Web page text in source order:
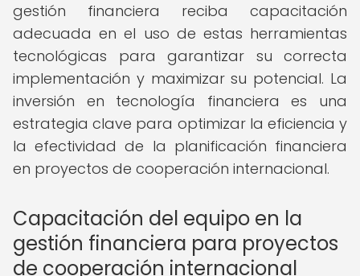
gestión financiera reciba capacitación
adecuada en el uso de estas herramientas
tecnológicas para garantizar su correcta
implementación y maximizar su potencial. La
inversión en tecnología financiera es una
estrategia clave para optimizar la eficiencia y
la efectividad de la planificación financiera
en proyectos de cooperación internacional.
Capacitación del equipo en la
gestión financiera para proyectos
de cooperación internacional